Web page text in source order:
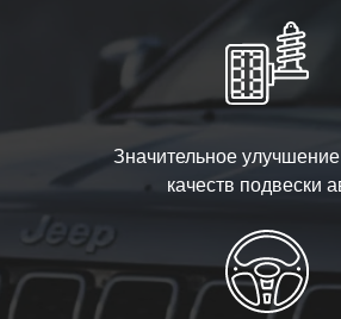
Значительное
качеств подвески